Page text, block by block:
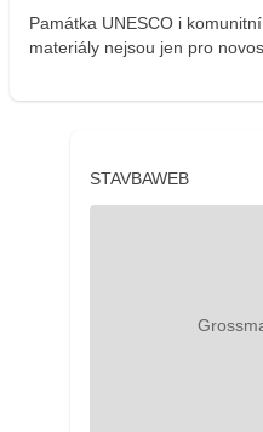
Památka UNESCO i
materiály nejsou jen pro
STAVBAWEB